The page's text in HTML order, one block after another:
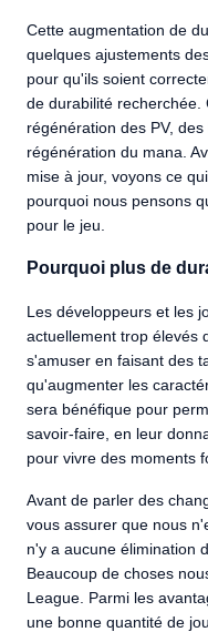
Cette augmentation de
quelques ajustements
pour qu'ils soient
de durabilité recherchée.
régénération des PV,
régénération du mana.
mise à jour, voyons ce
pourquoi nous pensons
pour le jeu.
Pourquoi plus de
Les développeurs et les
actuellement trop élevés
s'amuser en faisant des
qu'augmenter les
sera bénéfique pour
savoir-faire, en leur
pour vivre des moments
Avant de parler des
vous assurer que nous
n'y a aucune élimination
Beaucoup de choses
League. Parmi les
une bonne quantité de